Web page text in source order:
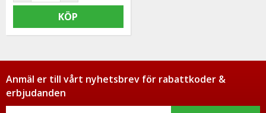
KÖP
Anmäl er till vårt nyhetsbrev för rabattkoder &
erbjudanden